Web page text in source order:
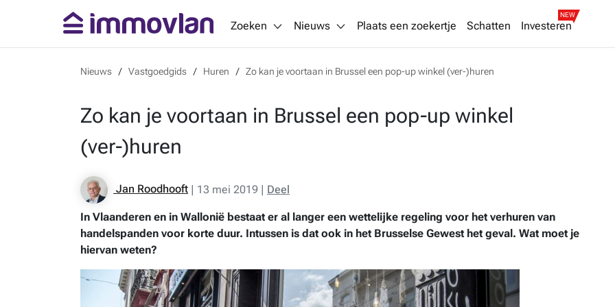
Zoeken Nieuws Plaats een zoekertje Schatten Investeren
NEW
Nieuws Vastgoedgids Huren Zo kan je voortaan in Brussel een pop-up winkel (ver-)huren
Zo kan je voortaan in Brussel een pop-up winkel
(ver-)huren
Jan Roodhooft | 13 mei 2019 | Deel
In Vlaanderen en in Wallonië bestaat er al langer een wettelijke regeling voor het verhuren van
handelspanden voor korte duur. Intussen is dat ook in het Brusselse Gewest het geval. Wat moet je
hiervan weten?